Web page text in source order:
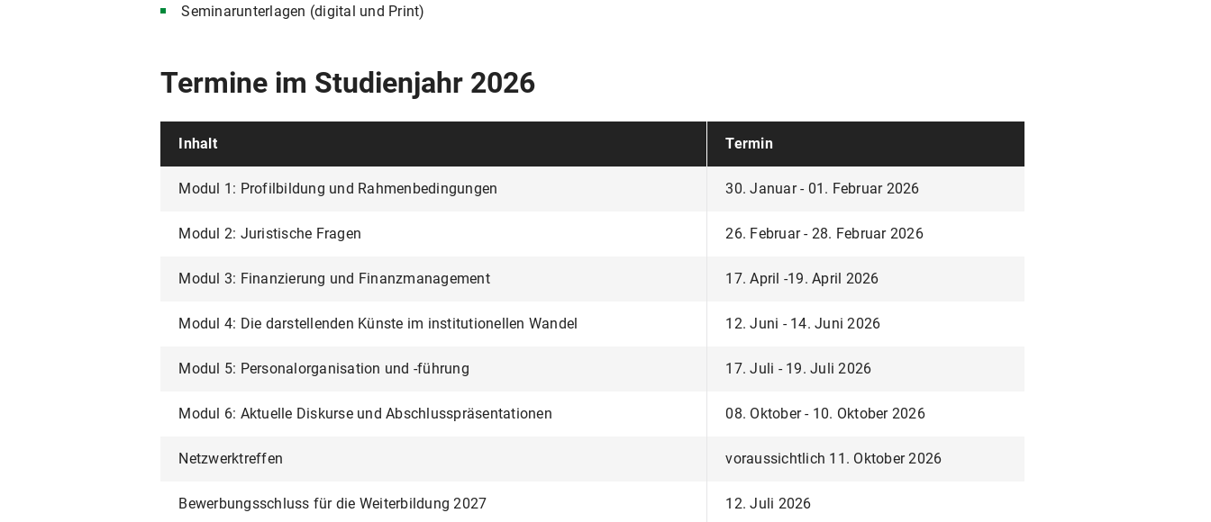
Seminarunterlagen (digital und Print)
Termine im Studienjahr 2026
Inhalt Termin
Modul 1: Profilbildung und Rahmenbedingungen 30. Januar - 01. Februar 2026
Modul 2: Juristische Fragen 26. Februar - 28. Februar 2026
Modul 3: Finanzierung und Finanzmanagement 17. April -19. April 2026
Modul 4: Die darstellenden Künste im institutionellen Wandel 12. Juni - 14. Juni 2026
Modul 5: Personalorganisation und -führung 17. Juli - 19. Juli 2026
Modul 6: Aktuelle Diskurse und Abschlusspräsentationen 08. Oktober - 10. Oktober 2026
Netzwerktreffen voraussichtlich 11. Oktober 2026
Bewerbungsschluss für die Weiterbildung 2027 12. Juli 2026